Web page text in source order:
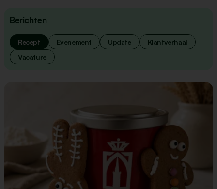
Berichten
Recept Evenement Update
Klantverhaal
Vacature